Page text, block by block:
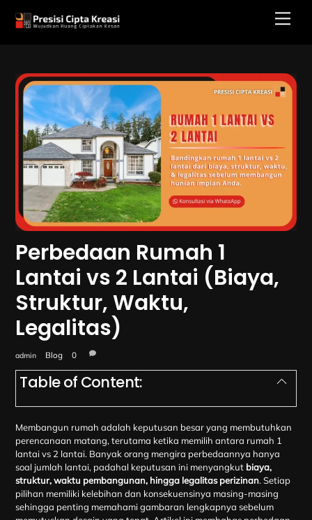
content
Perbedaan Rumah 1
Lantai vs 2 Lantai (Biaya,
Struktur, Waktu,
Legalitas)
admin Blog 0
Table of Content:
Membangun rumah adalah keputusan besar yang membutuhkan
perencanaan matang, terutama ketika memilih antara rumah 1
lantai vs 2 lantai. Banyak orang mengira perbedaannya hanya
soal jumlah lantai, padahal keputusan ini menyangkut biaya,
struktur, waktu pembangunan, hingga legalitas perizinan. Setiap
pilihan memiliki kelebihan dan konsekuensinya masing-masing
sehingga penting memahami gambaran lengkapnya sebelum